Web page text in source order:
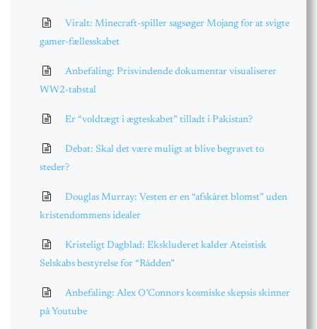
Viralt: Minecraft-spiller sagsøger Mojang for at svigte
gamer-fællesskabet
Anbefaling: Prisvindende dokumentar visualiserer
WW2-tabstal
Er “voldtægt i ægteskabet” tilladt i Pakistan?
Debat: Skal det være muligt at blive begravet to
steder?
Douglas Murray: Vesten er en “afskåret blomst” uden
kristendommens idealer
Kristeligt Dagblad: Ekskluderet kalder Ateistisk
Selskabs bestyrelse for “Rådden”
Anbefaling: Alex O’Connors kosmiske skepsis skinner
på Youtube